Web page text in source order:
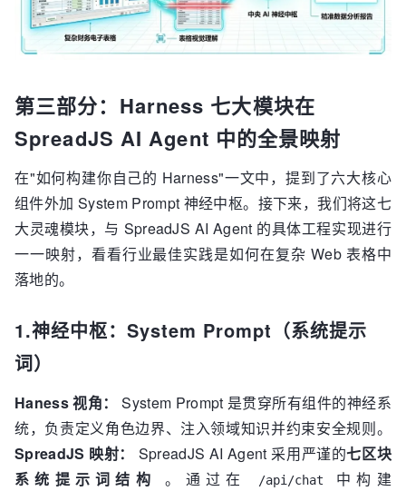
第三部分：Harness 七大模块在
SpreadJS AI Agent 中的全景映射
在"如何构建你自己的 Harness"一文中，提到了六大核心
组件外加 System Prompt 神经中枢。接下来，我们将这七
大灵魂模块，与 SpreadJS AI Agent 的具体工程实现进行
一一映射，看看行业最佳实践是如何在复杂 Web 表格中
落地的。
1.神经中枢：System Prompt（系统提示
词）
Haness 视角：
System Prompt 是贯穿所有组件的神经系
统，负责定义角色边界、注入领域知识并约束安全规则。
SpreadJS 映射：
SpreadJS AI Agent 采用严谨的七区块
系统提示词结构
。通过在 /api/chat 中构建